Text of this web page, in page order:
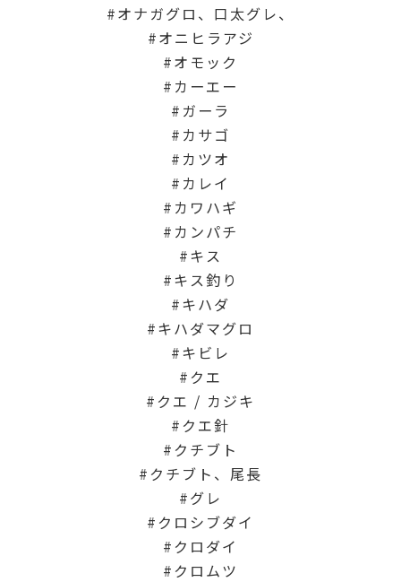
オナガグロ、口太グレ、
オニヒラアジ
オモック
カーエー
ガーラ
カサゴ
カツオ
カレイ
カワハギ
カンパチ
キス
キス釣り
キハダ
キハダマグロ
キビレ
クエ
クエ / カジキ
クエ針
クチブト
クチブト、尾長
グレ
クロシブダイ
クロダイ
クロムツ